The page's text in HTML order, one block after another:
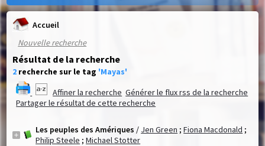
Accueil
Nouvelle recherche
Résultat de la recherche
2 recherche sur le tag 'Mayas'
Affiner la recherche Générer le flux rss de la recherche
Partager le résultat de cette recherche
Les peuples des Amériques / Jen Green ;Fiona Macdonald ;
Philip Steele ;Michael Stotter